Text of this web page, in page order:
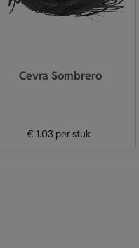
Cevra Sombrero
€ 1.03 per stuk